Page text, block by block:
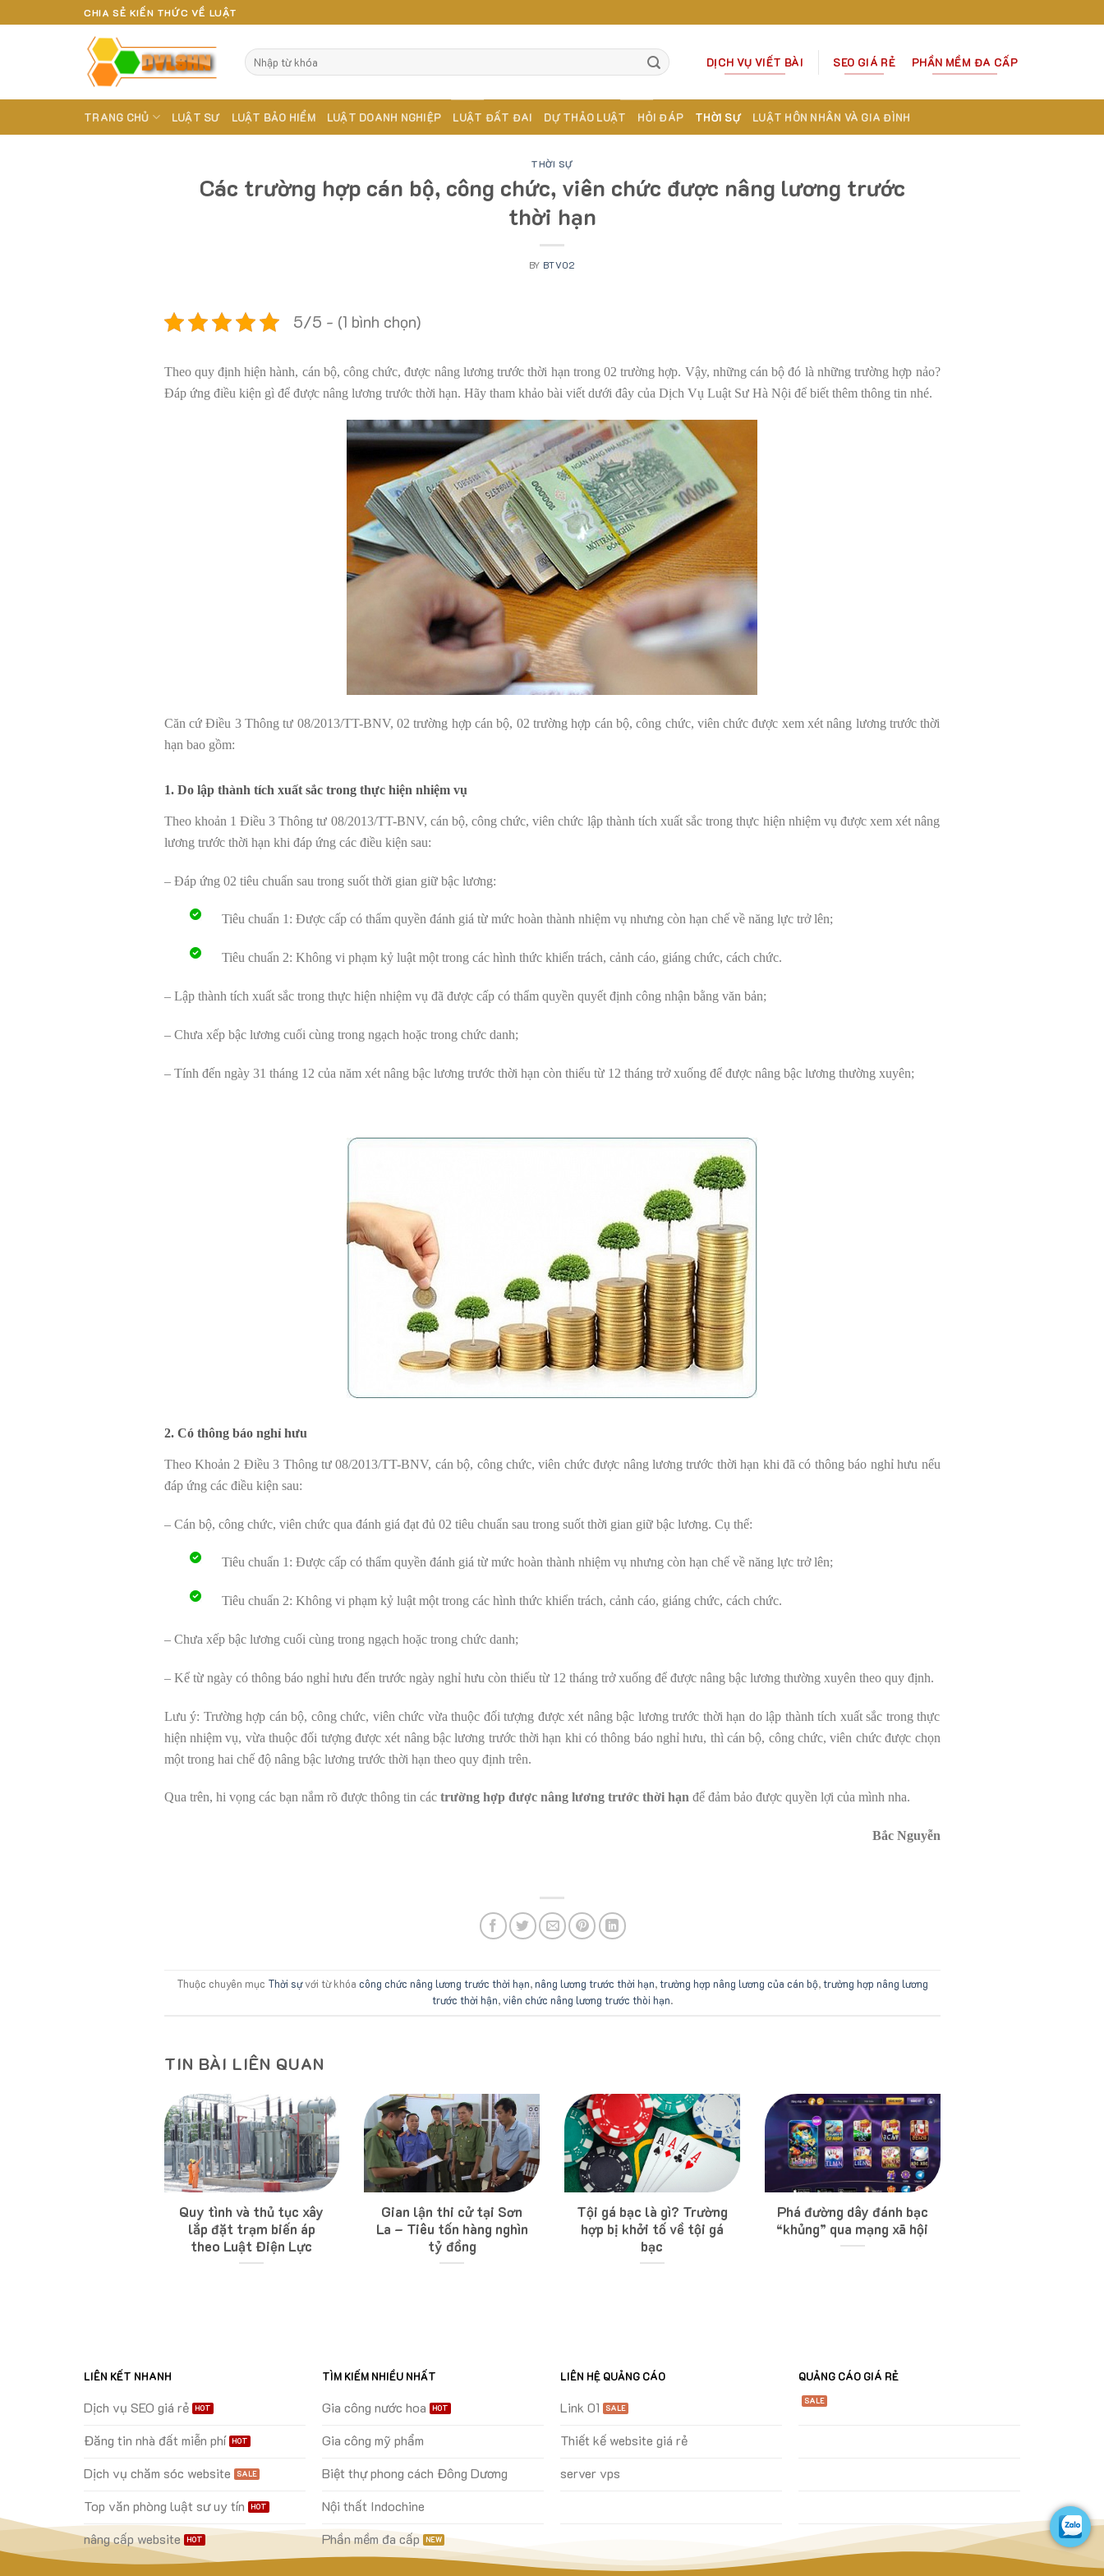
to
CHIA SẺ KIẾN THỨC VỀ LUẬT
DỊCH VỤ VIẾT BÀI SEO GIÁ RẺ PHẦN MỀM ĐA CẤP
TRANG CHỦ LUẬT SƯ LUẬT BẢO HIỂM LUẬT DOANH NGHIỆP LUẬT ĐẤT ĐAI DỰ THẢO LUẬT HỎI ĐÁP THỜI SỰ LUẬT HÔN NHÂN VÀ GIA ĐÌNH
THỜI SỰ
Các trường hợp cán bộ, công chức, viên chức được nâng lương trước
thời hạn
BY BTV02
5/5 - (1 bình chọn)
Theo quy định hiện hành, cán bộ, công chức, được nâng lương trước thời hạn trong 02 trường hợp. Vậy, những cán bộ đó là những trường hợp nảo?
Đáp ứng điều kiện gì để được nâng lương trước thời hạn. Hãy tham khảo bài viết dưới đây của Dịch Vụ Luật Sư Hà Nội để biết thêm thông tin nhé.
Căn cứ Điều 3 Thông tư 08/2013/TT-BNV, 02 trường hợp cán bộ, 02 trường hợp cán bộ, công chức, viên chức được xem xét nâng lương trước thời
hạn bao gồm:
1. Do lập thành tích xuất sắc trong thực hiện nhiệm vụ
Theo khoản 1 Điều 3 Thông tư 08/2013/TT-BNV, cán bộ, công chức, viên chức lập thành tích xuất sắc trong thực hiện nhiệm vụ được xem xét nâng
lương trước thời hạn khi đáp ứng các điều kiện sau:
– Đáp ứng 02 tiêu chuẩn sau trong suốt thời gian giữ bậc lương:
Tiêu chuẩn 1: Được cấp có thẩm quyền đánh giá từ mức hoàn thành nhiệm vụ nhưng còn hạn chế về năng lực trở lên;
Tiêu chuẩn 2: Không vi phạm kỷ luật một trong các hình thức khiển trách, cảnh cáo, giáng chức, cách chức.
– Lập thành tích xuất sắc trong thực hiện nhiệm vụ đã được cấp có thẩm quyền quyết định công nhận bằng văn bản;
– Chưa xếp bậc lương cuối cùng trong ngạch hoặc trong chức danh;
– Tính đến ngày 31 tháng 12 của năm xét nâng bậc lương trước thời hạn còn thiếu từ 12 tháng trở xuống để được nâng bậc lương thường xuyên;
2. Có thông báo nghỉ hưu
Theo Khoản 2 Điều 3 Thông tư 08/2013/TT-BNV, cán bộ, công chức, viên chức được nâng lương trước thời hạn khi đã có thông báo nghỉ hưu nếu
đáp ứng các điều kiện sau:
– Cán bộ, công chức, viên chức qua đánh giá đạt đủ 02 tiêu chuẩn sau trong suốt thời gian giữ bậc lương. Cụ thể:
Tiêu chuẩn 1: Được cấp có thẩm quyền đánh giá từ mức hoàn thành nhiệm vụ nhưng còn hạn chế về năng lực trở lên;
Tiêu chuẩn 2: Không vi phạm kỷ luật một trong các hình thức khiển trách, cảnh cáo, giáng chức, cách chức.
– Chưa xếp bậc lương cuối cùng trong ngạch hoặc trong chức danh;
– Kể từ ngày có thông báo nghỉ hưu đến trước ngày nghỉ hưu còn thiếu từ 12 tháng trở xuống để được nâng bậc lương thường xuyên theo quy định.
Lưu ý: Trường hợp cán bộ, công chức, viên chức vừa thuộc đối tượng được xét nâng bậc lương trước thời hạn do lập thành tích xuất sắc trong thực
hiện nhiệm vụ, vừa thuộc đối tượng được xét nâng bậc lương trước thời hạn khi có thông báo nghỉ hưu, thì cán bộ, công chức, viên chức được chọn
một trong hai chế độ nâng bậc lương trước thời hạn theo quy định trên.
Qua trên, hi vọng các bạn nắm rõ được thông tin cáctrường hợp được nâng lương trước thời hạn để đảm bảo được quyền lợi của mình nha.
Bắc Nguyễn
Thuộc chuyên mục Thời sựvới từ khóa công chức nâng lương trước thời hạn,nâng lương trước thời hạn,trường hợp nâng lương của cán bộ,trường hợp nâng lương
trước thời hận,viên chức nâng lương trước thòi hạn.
TIN BÀI LIÊN QUAN
Quy tình và thủ tục xây
lắp đặt trạm biến áp
theo Luật Điện Lực
Gian lận thi cử tại Sơn
La – Tiêu tốn hàng nghìn
tỷ đồng
Tội gá bạc là gì? Trường
hợp bị khởi tố về tội gá
bạc
Phá đường dây đánh bạc
“khủng” qua mạng xã hội
LIÊN KẾT NHANH
Dịch vụ SEO giá rẻ
Đăng tin nhà đất miễn phí
Dịch vụ chăm sóc website
Top văn phòng luật sư uy tín
nâng cấp website
TÌM KIẾM NHIỀU NHẤT
Gia công nước hoa
Gia công mỹ phẩm
Biệt thự phong cách Đông Dương
Nội thất Indochine
Phần mềm đa cấp
LIÊN HỆ QUẢNG CÁO
Link 01
Thiết kế website giá rẻ
server vps
QUẢNG CÁO GIÁ RẺ